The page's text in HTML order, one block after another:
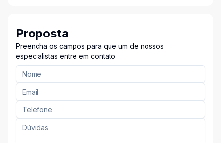
Proposta
Preencha os campos para que um de nossos
especialistas entre em contato